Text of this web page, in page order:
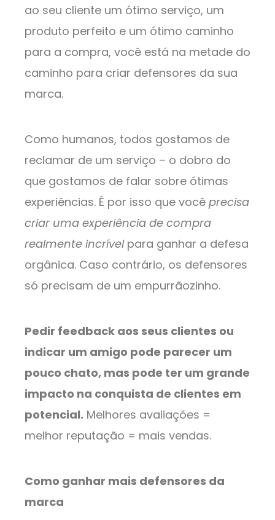
ao seu cliente um ótimo serviço, um
produto perfeito e um ótimo caminho
para a compra, você está na metade do
caminho para criar defensores da sua
marca.
Como humanos, todos gostamos de
reclamar de um serviço – o dobro do
que gostamos de falar sobre ótimas
experiências. É por isso que você precisa
criar uma experiência de compra
realmente incrívelpara ganhar a defesa
orgânica. Caso contrário, os defensores
só precisam de um empurrãozinho.
Pedir feedback aos seus clientes ou
indicar um amigo pode parecer um
pouco chato, mas pode ter um grande
impacto na conquista de clientes em
potencial. Melhores avaliações =
melhor reputação = mais vendas.
Como ganhar mais defensores da
marca